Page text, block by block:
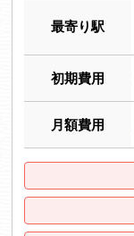
最寄り駅
初期費用
月額費用